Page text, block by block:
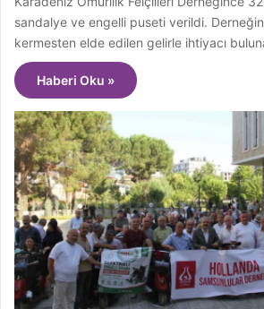
sandalye ve engelli puseti verildi.
kermesten elde edilen gelirle ihtiyacı
Haberi Oku »